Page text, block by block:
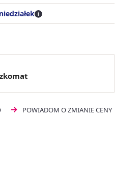
POWIADOM O ZMIANIE CENY